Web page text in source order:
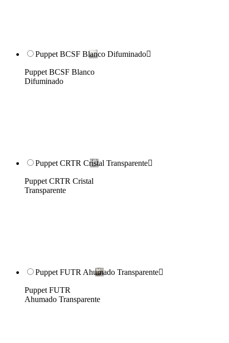
Puppet BCSF Blanco Difuminado
Puppet BCSF Blanco
Difuminado
Puppet CRTR Cristal Transparente
Puppet CRTR Cristal
Transparente
Puppet FUTR Ahumado Transparente
Puppet FUTR
Ahumado Transparente